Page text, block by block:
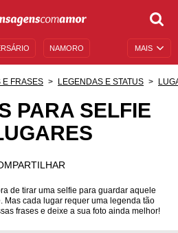
MAIS
NAMORO
DE ANIVERSÁRIO
E FRASES LEGENDAS E STATUS
PARA SELFIE
de tirar uma selfie para guardar aquele
Mas cada lugar requer uma legenda tão
frases e deixe a sua foto ainda melhor!